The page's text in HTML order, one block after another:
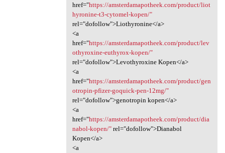
href="https://amsterdamapotheek.com/product/liot
hyronine-t3-cytomel-kopen/"
rel="dofollow">Liothyronine</a>
<a
href="https://amsterdamapotheek.com/product/lev
othyroxine-euthyrox-kopen/"
rel="dofollow">Levothyroxine Kopen</a>
<a
href="https://amsterdamapotheek.com/product/gen
otropin-pfizer-goquick-pen-12mg/"
rel="dofollow">genotropin kopen</a>
<a
href="https://amsterdamapotheek.com/product/dia
nabol-kopen/"rel="dofollow">Dianabol
Kopen</a>
<a